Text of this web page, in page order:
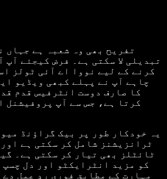
تفریح بھی وہ شعبہ ہے جہاں
تبدیلی لا سکتی ہے۔ فرض کیجئے آپ
کرنے کے لیے نووا اے آئی ٹولز
چاہے آپ نے پہلے کبھی ویڈیو
کا صارف دوست انٹرفیس قدم
کرتا ہے، جس سے آپ پروفیشنل
یہ خودکار طور پر بیک گراؤنڈ
ٹرانزیشنز شامل کر سکتی ہے
ٹائٹلز بھی تیار کر سکتی ہے۔
کو مزید انٹرایکٹو اور دل
مہارت کے مطابق فوری ردِ عمل دے